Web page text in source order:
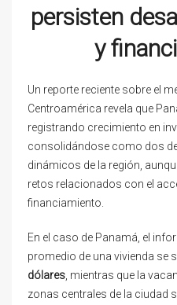
persisten
y
Un reporte reciente sobre el
Centroamérica revela que
registrando crecimiento en
consolidándose como dos
dinámicos de la región,
retos relacionados con el
financiamiento.
En el caso de Panamá, el
promedio de una vivienda se
dólares , mientras que la
zonas centrales de la ciudad